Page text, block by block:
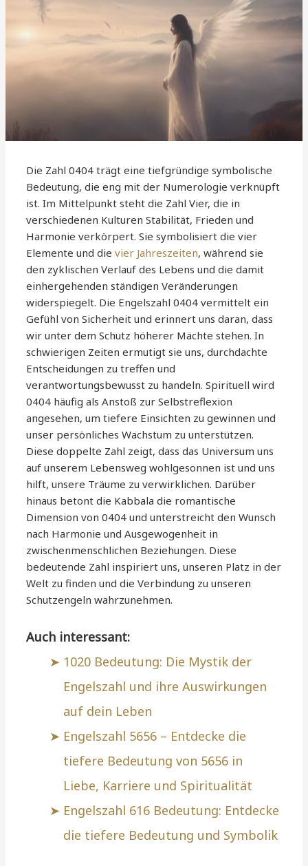
Die Zahl 0404 trägt eine tiefgründige symbolische
Bedeutung, die eng mit der Numerologie verknüpft
ist. Im Mittelpunkt steht die Zahl Vier, die in
verschiedenen Kulturen Stabilität, Frieden und
Harmonie verkörpert. Sie symbolisiert die vier
Elemente und dievier Jahreszeiten, während sie
den zyklischen Verlauf des Lebens und die damit
einhergehenden ständigen Veränderungen
widerspiegelt. Die Engelszahl 0404 vermittelt ein
Gefühl von Sicherheit und erinnert uns daran, dass
wir unter dem Schutz höherer Mächte stehen. In
schwierigen Zeiten ermutigt sie uns, durchdachte
Entscheidungen zu treffen und
verantwortungsbewusst zu handeln. Spirituell wird
0404 häufig als Anstoß zur Selbstreflexion
angesehen, um tiefere Einsichten zu gewinnen und
unser persönliches Wachstum zu unterstützen.
Diese doppelte Zahl zeigt, dass das Universum uns
auf unserem Lebensweg wohlgesonnen ist und uns
hilft, unsere Träume zu verwirklichen. Darüber
hinaus betont die Kabbala die romantische
Dimension von 0404 und unterstreicht den Wunsch
nach Harmonie und Ausgewogenheit in
zwischenmenschlichen Beziehungen. Diese
bedeutende Zahl inspiriert uns, unseren Platz in der
Welt zu finden und die Verbindung zu unseren
Schutzengeln wahrzunehmen.
Auch interessant:
1020 Bedeutung: Die Mystik der
Engelszahl und ihre Auswirkungen
auf dein Leben
Engelszahl 5656 – Entdecke die
tiefere Bedeutung von 5656 in
Liebe, Karriere und Spiritualität
Engelszahl 616 Bedeutung: Entdecke
die tiefere Bedeutung und Symbolik